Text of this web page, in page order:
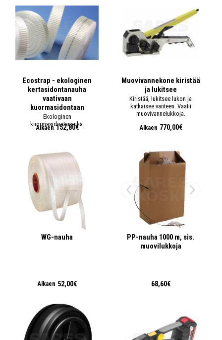
Ecostrap - ekologinen
kertasidontanauha
vaativaan
kuormasidontaan
Ekologinen
kuormasidontanauha.
Alkaen 152,80€
Muovivannekone kiristää
ja lukitsee
Kiristää, lukitsee lukon ja
katkaisee vanteen. Vaatii
muovivannelukkoja.
Alkaen 770,00€
WG-nauha
Alkaen 52,00€
PP-nauha 1000 m, sis.
muovilukkoja
68,60€